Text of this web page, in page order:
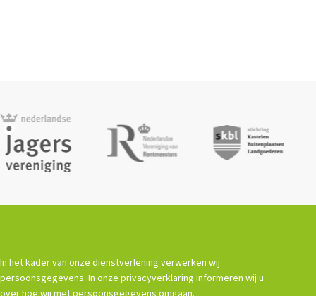
In het kader van onze dienstverlening verwerken wij
persoonsgegevens. In onze privacyverklaring informeren wij u
over hoe wij met persoonsgegevens omgaan.